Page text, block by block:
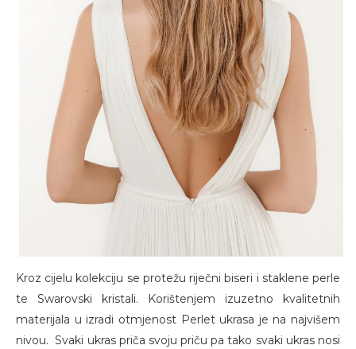
Kroz cijelu kolekciju se protežu riječni biseri i staklene perle
te Swarovski kristali. Korištenjem izuzetno kvalitetnih
materijala u izradi otmjenost Perlet ukrasa je na najvišem
nivou. Svaki ukras priča svoju priču pa tako svaki ukras nosi